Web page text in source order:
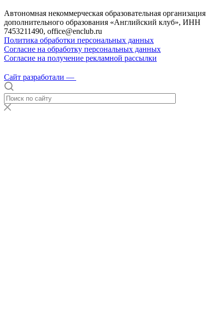
Автономная некоммерческая образовательная организация
дополнительного образования «Английский клуб», ИНН
7453211490, office@enclub.ru
Политика обработки персональных данных
Согласие на обработку персональных данных
Согласие на получение рекламной рассылки
Сайт разработали —